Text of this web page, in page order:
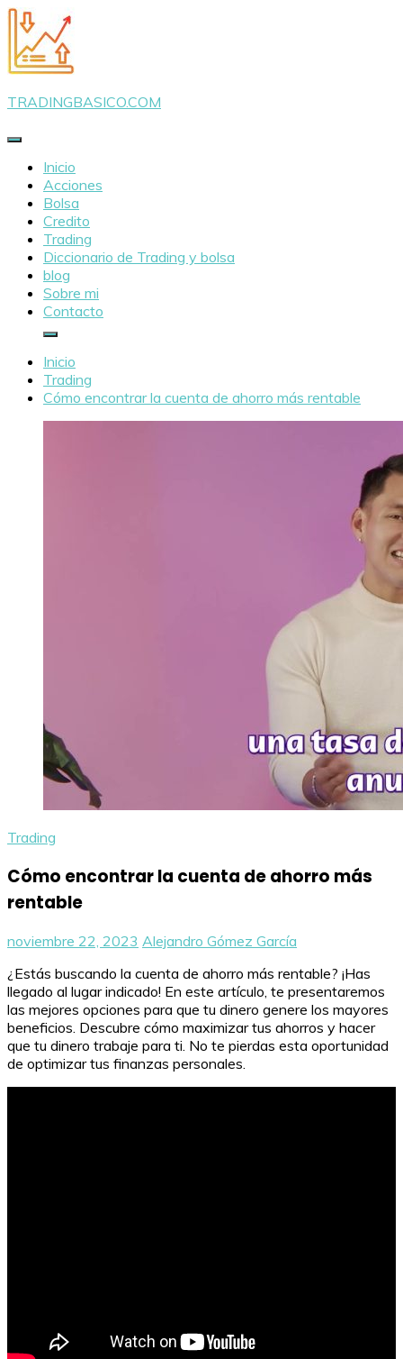
Saltar
al
contenido
TRADINGBASICO.COM
Inicio
Acciones
Bolsa
Credito
Trading
Diccionario de Trading y bolsa
blog
Sobre mi
Contacto
Inicio
Trading
Cómo encontrar la cuenta de ahorro más rentable
Trading
Cómo encontrar la cuenta de ahorro más
rentable
noviembre 22, 2023 Alejandro Gómez García
¿Estás buscando la cuenta de ahorro más rentable? ¡Has
llegado al lugar indicado! En este artículo, te presentaremos
las mejores opciones para que tu dinero genere los mayores
beneficios. Descubre cómo maximizar tus ahorros y hacer
que tu dinero trabaje para ti. No te pierdas esta oportunidad
de optimizar tus finanzas personales.